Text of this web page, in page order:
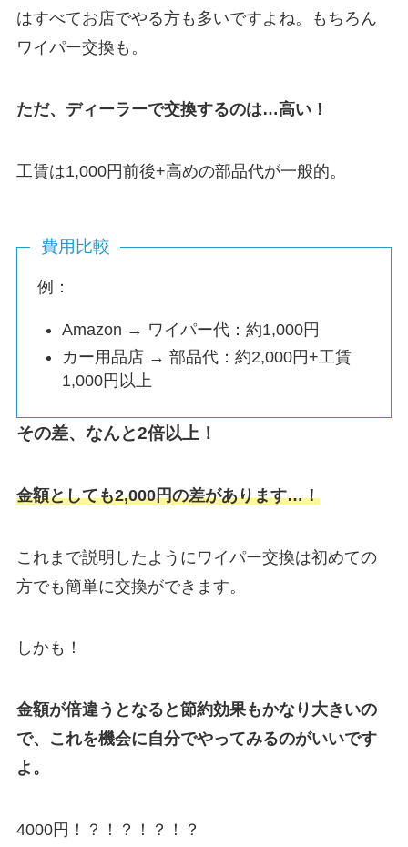
はすべてお店でやる方も多いですよね。もちろん
ワイパー交換も。
ただ、ディーラーで交換するのは…高い！
工賃は1,000円前後+高めの部品代が一般的。
費用比較
例：
Amazon → ワイパー代：約1,000円
カー用品店 → 部品代：約2,000円+工賃
1,000円以上
その差、なんと2倍以上！
金額としても2,000円の差があります…！
これまで説明したようにワイパー交換は初めての
方でも簡単に交換ができます。
しかも！
金額が倍違うとなると節約効果もかなり大きいの
で、これを機会に自分でやってみるのがいいです
よ。
4000円！？！？！？！？